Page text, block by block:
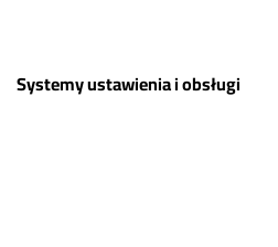
Systemy ustawienia i obsługi